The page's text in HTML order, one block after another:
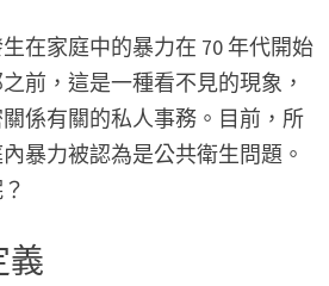
在家庭中的暴力在 70 年代開始
前，這是一種看不見的現象，
係有關的私人事務。目前，所
暴力被認為是公共衛生問題。
義